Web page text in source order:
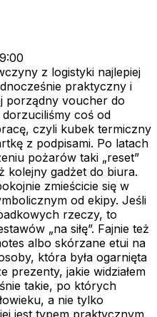
z logistyki najlepiej
praktyczny i
porządny voucher do
coś od
czyli kubek termiczny
z podpisami. Po latach
pożarów taki „reset”
kolejny gadżet do biura.
zmieścicie się w
od ekipy. Jeśli
rzeczy, to
„na siłę”. Fajnie też
albo skórzane etui na
która była ogarnięta
prezenty, jakie widziałem
takie, po których
a nie tylko
jest typem praktycznym